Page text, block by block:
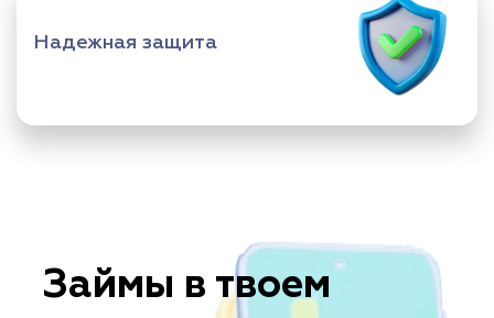
Надежная защита
Займы в твоем